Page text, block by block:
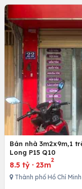
Bán nhà 3m2x9m,1
Long P15 Q10
8.5 tỷ · 23m
2
Thành phố Hồ Chí Minh